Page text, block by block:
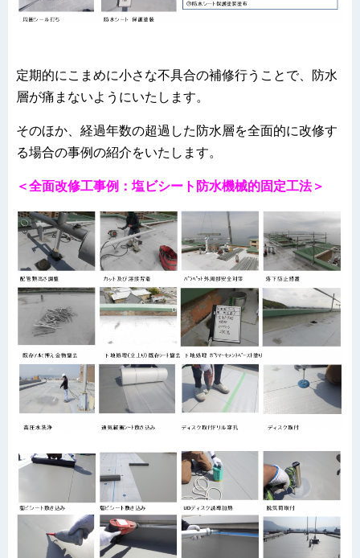
定期的にこまめに小さな不具合の補修行うことで、防水
層が痛まないようにいたします。
そのほか、経過年数の超過した防水層を全面的に改修す
る場合の事例の紹介をいたします。
＜全面改修工事例：塩ビシート防水機械的固定工法＞